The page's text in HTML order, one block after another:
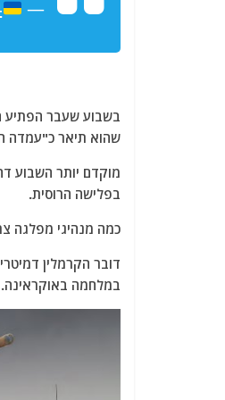
—
בשבוע שעבר הפתיע
שהוא תיאר כ"עמדה
מוקדם יותר השבוע
בפלישה הרוסית.
כמה מנהיגי מפלגה
דובר הקרמלין
במלחמה באוקראינה.